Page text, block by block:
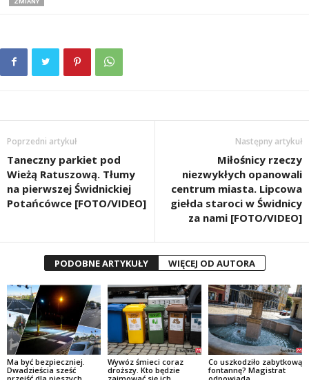
Poprzedni artykuł
Taneczny parkiet pod
Wieżą Ratuszową. Tłumy
na pierwszej Świdnickiej
Potańcówce [FOTO/VIDEO]
Następny artykuł
Miłośnicy rzeczy
niezwykłych opanowali
centrum miasta. Lipcowa
giełda staroci w Świdnicy
za nami [FOTO/VIDEO]
PODOBNE ARTYKUŁY WIĘCEJ OD AUTORA
Ma być bezpieczniej.
Dwadzieścia sześć
Wywóz śmieci coraz
droższy. Kto będzie
Co uszkodziło zabytkową
fontannę? Magistrat